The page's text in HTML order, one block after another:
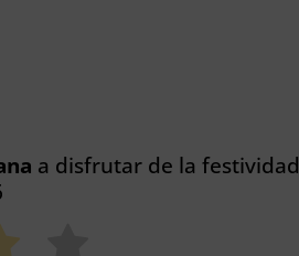
a disfrutar de la festividad